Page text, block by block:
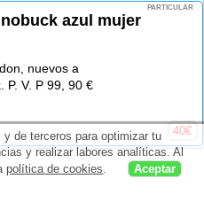
PARTICULAR
azul mujer
nuevos a
P. V. P 99, 90 €
40€
de terceros para optimizar tu
y realizar labores analíticas. Al
política de cookies. Aceptar